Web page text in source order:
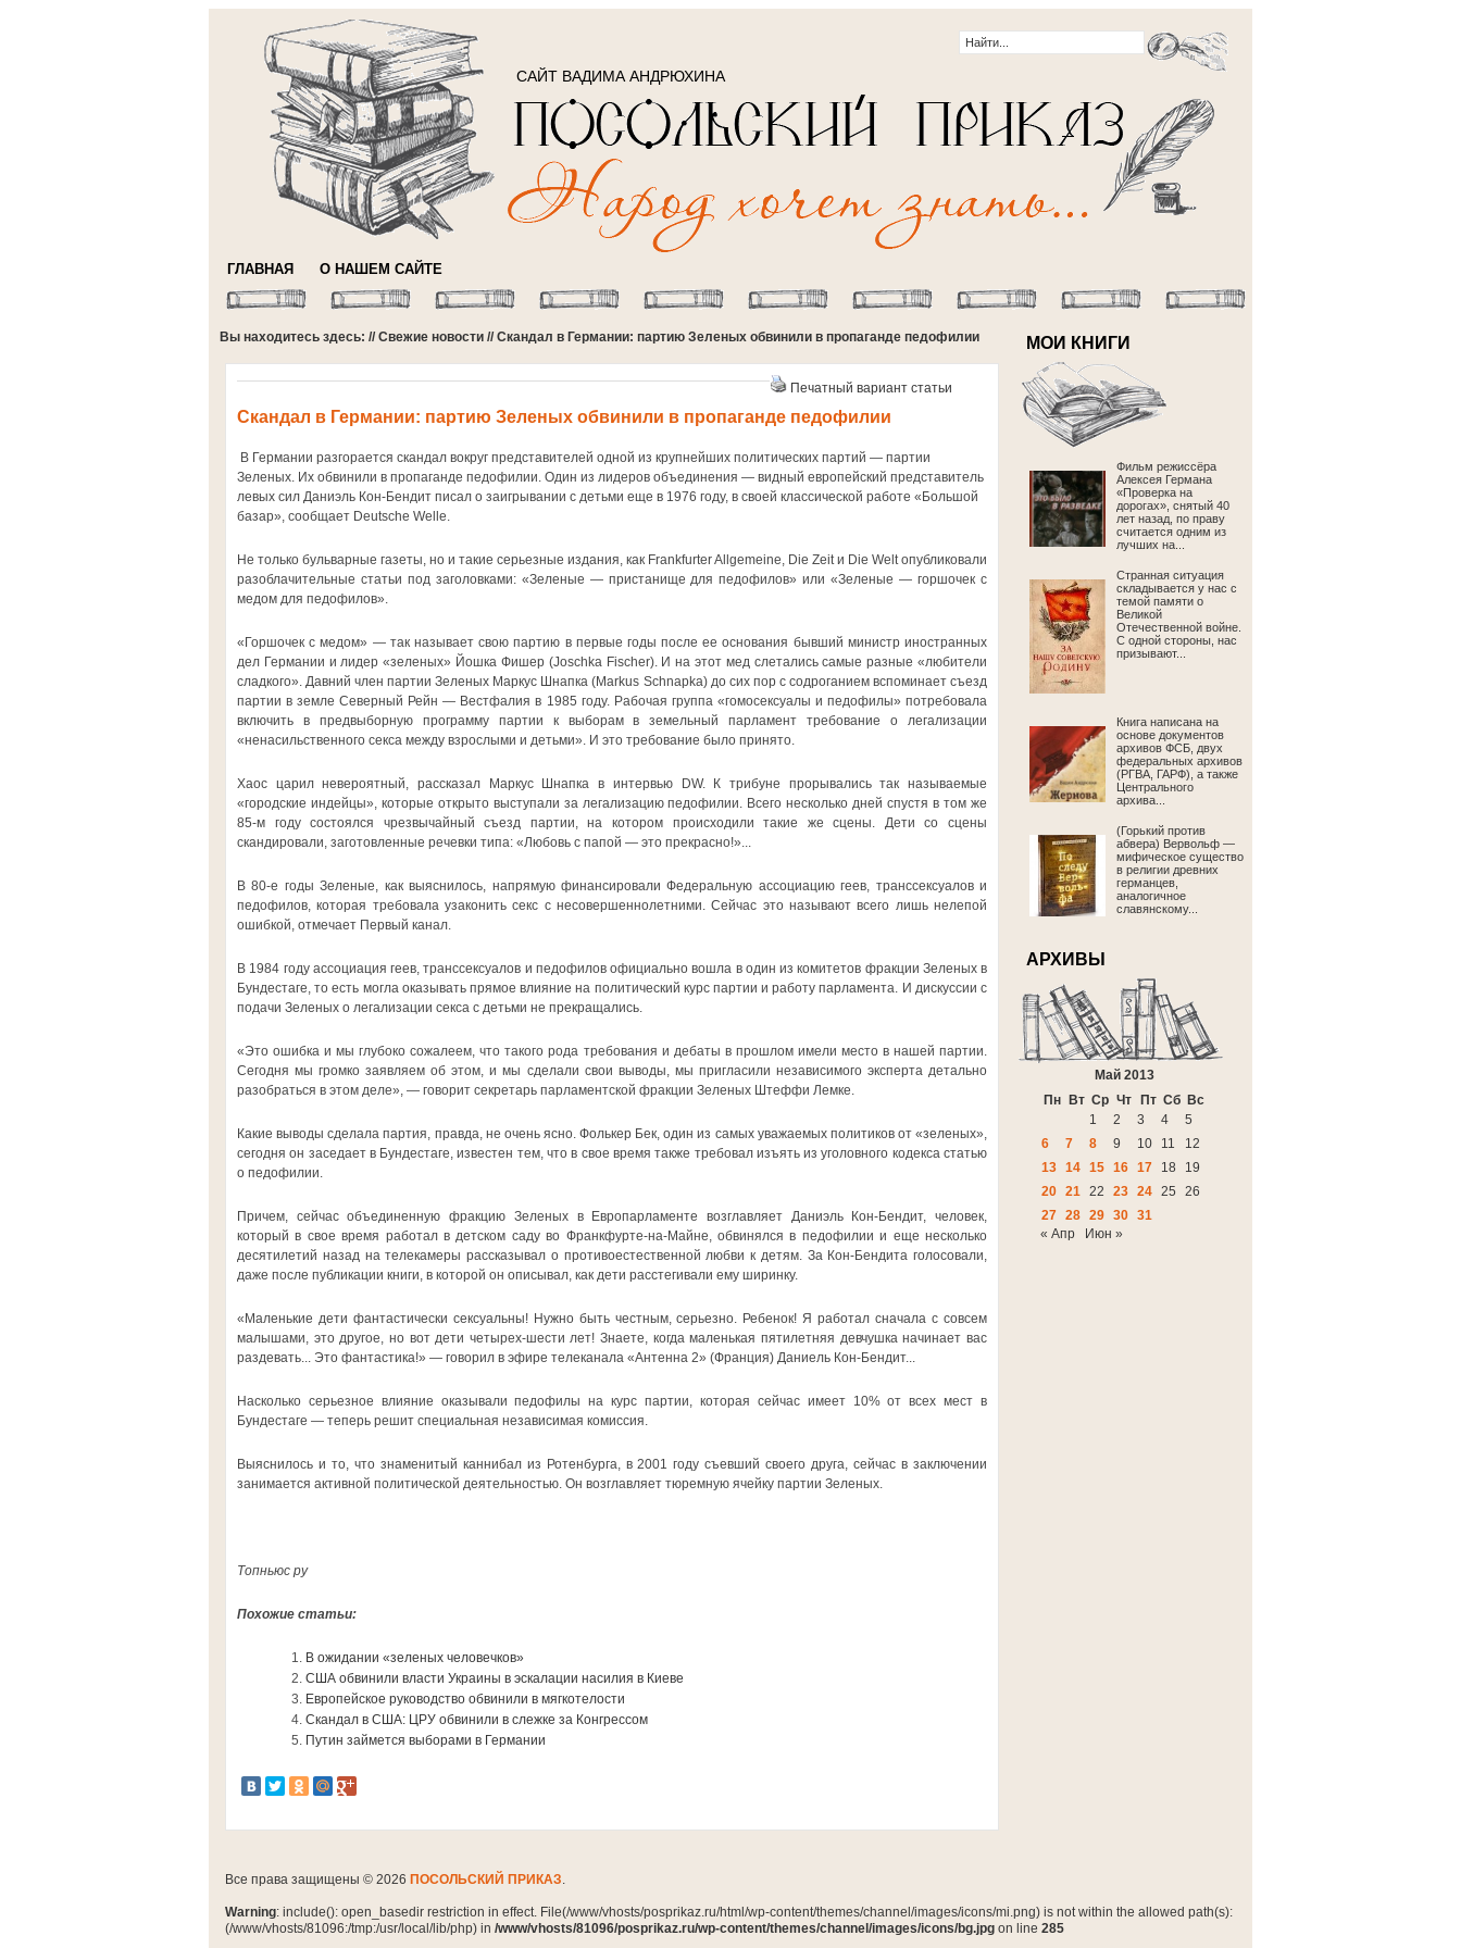
САЙТ ВАДИМА АНДРЮХИНА
ГЛАВНАЯ О НАШЕМ САЙТЕ
Вы находитесь здесь: //Свежие новости // Cкандал в Германии: партию Зеленых обвинили в пропаганде педофилии
Печатный вариант статьи
Cкандал в Германии: партию Зеленых обвинили в пропаганде педофилии
В Германии разгорается скандал вокруг представителей одной из крупнейших политических партий — партии
Зеленых. Их обвинили в пропаганде педофилии. Один из лидеров объединения — видный европейский представитель
левых сил Даниэль Кон-Бендит писал о заигрывании с детьми еще в 1976 году, в своей классической работе «Большой
базар», сообщает Deutsche Welle.
Не только бульварные газеты, но и такие серьезные издания, как Frankfurter Allgemeine, Die Zeit и Die Welt опубликовали
разоблачительные статьи под заголовками: «Зеленые — пристанище для педофилов» или «Зеленые — горшочек с
медом для педофилов».
«Горшочек с медом» — так называет свою партию в первые годы после ее основания бывший министр иностранных
дел Германии и лидер «зеленых» Йошка Фишер (Joschka Fischer). И на этот мед слетались самые разные «любители
сладкого». Давний член партии Зеленых Маркус Шнапка (Markus Schnapka) до сих пор с содроганием вспоминает съезд
партии в земле Северный Рейн — Вестфалия в 1985 году. Рабочая группа «гомосексуалы и педофилы» потребовала
включить в предвыборную программу партии к выборам в земельный парламент требование о легализации
«ненасильственного секса между взрослыми и детьми». И это требование было принято.
Хаос царил невероятный, рассказал Маркус Шнапка в интервью DW. К трибуне прорывались так называемые
«городские индейцы», которые открыто выступали за легализацию педофилии. Всего несколько дней спустя в том же
85-м году состоялся чрезвычайный съезд партии, на котором происходили такие же сцены. Дети со сцены
скандировали, заготовленные речевки типа: «Любовь с папой — это прекрасно!»...
В 80-е годы Зеленые, как выяснилось, напрямую финансировали Федеральную ассоциацию геев, транссексуалов и
педофилов, которая требовала узаконить секс с несовершеннолетними. Сейчас это называют всего лишь нелепой
ошибкой, отмечает Первый канал.
В 1984 году ассоциация геев, транссексуалов и педофилов официально вошла в один из комитетов фракции Зеленых в
Бундестаге, то есть могла оказывать прямое влияние на политический курс партии и работу парламента. И дискуссии с
подачи Зеленых о легализации секса с детьми не прекращались.
«Это ошибка и мы глубоко сожалеем, что такого рода требования и дебаты в прошлом имели место в нашей партии.
Сегодня мы громко заявляем об этом, и мы сделали свои выводы, мы пригласили независимого эксперта детально
разобраться в этом деле», — говорит секретарь парламентской фракции Зеленых Штеффи Лемке.
Какие выводы сделала партия, правда, не очень ясно. Фолькер Бек, один из самых уважаемых политиков от «зеленых»,
сегодня он заседает в Бундестаге, известен тем, что в свое время также требовал изъять из уголовного кодекса статью
о педофилии.
Причем, сейчас объединенную фракцию Зеленых в Европарламенте возглавляет Даниэль Кон-Бендит, человек,
который в свое время работал в детском саду во Франкфурте-на-Майне, обвинялся в педофилии и еще несколько
десятилетий назад на телекамеры рассказывал о противоестественной любви к детям. За Кон-Бендита голосовали,
даже после публикации книги, в которой он описывал, как дети расстегивали ему ширинку.
«Маленькие дети фантастически сексуальны! Нужно быть честным, серьезно. Ребенок! Я работал сначала с совсем
малышами, это другое, но вот дети четырех-шести лет! Знаете, когда маленькая пятилетняя девчушка начинает вас
раздевать... Это фантастика!» — говорил в эфире телеканала «Антенна 2» (Франция) Даниель Кон-Бендит...
Насколько серьезное влияние оказывали педофилы на курс партии, которая сейчас имеет 10% от всех мест в
Бундестаге — теперь решит специальная независимая комиссия.
Выяснилось и то, что знаменитый каннибал из Ротенбурга, в 2001 году съевший своего друга, сейчас в заключении
занимается активной политической деятельностью. Он возглавляет тюремную ячейку партии Зеленых.
Топньюс ру
Похожие статьи:
В ожидании «зеленых человечков»
США обвинили власти Украины в эскалации насилия в Киеве
Европейское руководство обвинили в мягкотелости
Скандал в США: ЦРУ обвинили в слежке за Конгрессом
Путин займется выборами в Германии
МОИ КНИГИ
Фильм режиссёра
Алексея Германа
«Проверка на
дорогах», снятый 40
лет назад, по праву
считается одним из
лучших на...
Странная ситуация
складывается у нас с
темой памяти о
Великой
Отечественной войне.
С одной стороны, нас
призывают...
Книга написана на
основе документов
архивов ФСБ, двух
федеральных архивов
(РГВА, ГАРФ), а также
Центрального
архива...
(Горький против
абвера) Вервольф —
мифическое существо
в религии древних
германцев,
аналогичное
славянскому...
АРХИВЫ
Май 2013
Пн
Вт Ср Чт Пт Сб Вс
1
2 3 4
5
6
7 8 9 10 11
12
13 14 15 16 17 18
19
20 21 22 23 24 25
26
27 28 29 30 31
« Апр
Июн »
Все права защищены © 2026 ПОСОЛЬСКИЙ ПРИКАЗ.
Warning: include(): open_basedir restriction in effect. File(/www/vhosts/posprikaz.ru/html/wp-content/themes/channel/images/icons/mi.png) is not within the allowed path(s):
(/www/vhosts/81096:/tmp:/usr/local/lib/php) in /www/vhosts/81096/posprikaz.ru/wp-content/themes/channel/images/icons/bg.jpg on line 285